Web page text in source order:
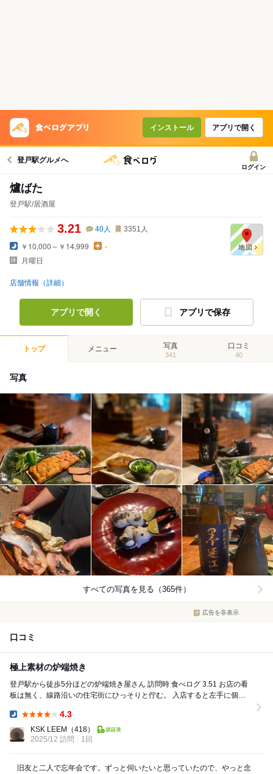
インストール アプリで開く
登戸駅グルメへ
ログイン
爐ばた
登戸駅/居酒屋
3.21 40人 3351 人
￥10,000～￥14,999
-
月曜日
店舗情報（詳細）
アプリで開く アプリで保存
トップ メニュー 写真
341
口コミ
40
写真
すべての写真を見る（365件）
広告を非表示
口コミ
極上素材の炉端焼き
登戸駅から徒歩5分ほどの炉端焼き屋さん 訪問時 食べログ 3.51 お店の看
板は無く、線路沿いの住宅街にひっそりと佇む。 入店すると左手に個室
4.3
KSK LEEM
（418）
2025/12 訪問
1回
旧友と二人で忘年会です。ずっと伺いたいと思っていたので、やっと念